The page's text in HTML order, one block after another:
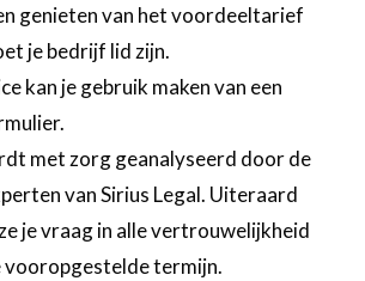
genieten van het voordeeltarief
je bedrijf lid zijn.
kan je gebruik maken van een
met zorg geanalyseerd door de
van Sirius Legal. Uiteraard
je vraag in alle vertrouwelijkheid
vooropgestelde termijn.